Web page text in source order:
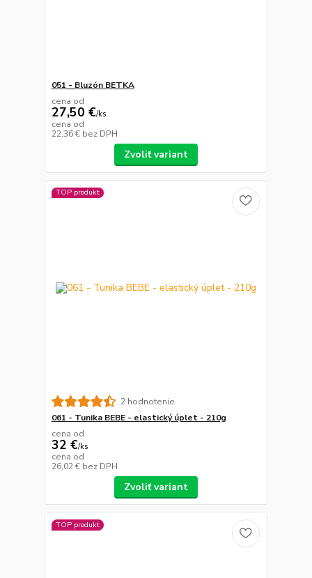
051 - Bluzón BETKA
cena od
27,50 €/ks
cena od
22,36 € bez DPH
Zvoliť variant
TOP produkt
2 hodnotenie
061 - Tunika BEBE - elastický úplet - 210g
cena od
32 €/ks
cena od
26,02 € bez DPH
Zvoliť variant
TOP produkt